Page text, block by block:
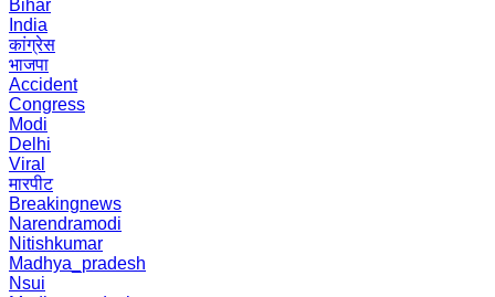
Bihar
India
कांग्रेस
भाजपा
Accident
Congress
Modi
Delhi
Viral
मारपीट
Breakingnews
Narendramodi
Nitishkumar
Madhya_pradesh
Nsui